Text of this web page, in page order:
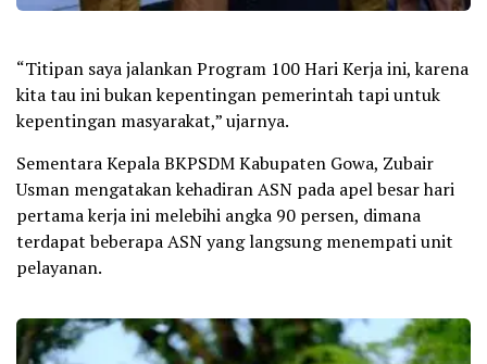
“Titipan saya jalankan Program 100 Hari Kerja ini, karena
kita tau ini bukan kepentingan pemerintah tapi untuk
kepentingan masyarakat,” ujarnya.
Sementara Kepala BKPSDM Kabupaten Gowa, Zubair
Usman mengatakan kehadiran ASN pada apel besar hari
pertama kerja ini melebihi angka 90 persen, dimana
terdapat beberapa ASN yang langsung menempati unit
pelayanan.